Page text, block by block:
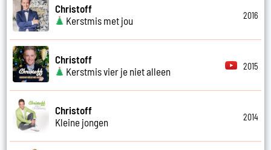
Christoff
Kerstmis met jou
2016
Christoff
Kerstmis vier je niet alleen
2015
Christoff
Kleine jongen
2014